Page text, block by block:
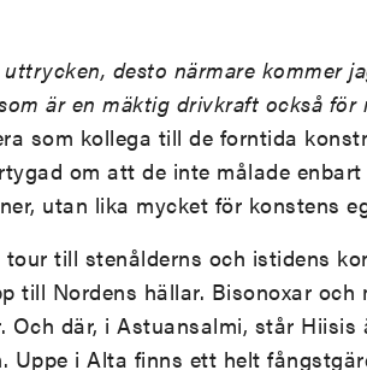
desto närmare kommer
är en mäktig drivkraft också för
som kollega till de forntida
om att de inte målade
utan lika mycket för konstens
till stenålderns och istidens
till Nordens hällar. Bisonoxar och
där, i Astuansalmi, står Hiisis
Uppe i Alta finns ett helt